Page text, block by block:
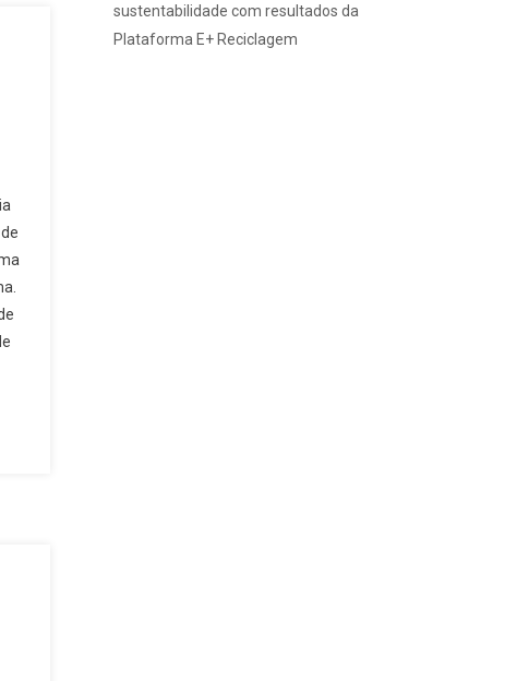
sustentabilidade com resultados da
Plataforma E+ Reciclagem